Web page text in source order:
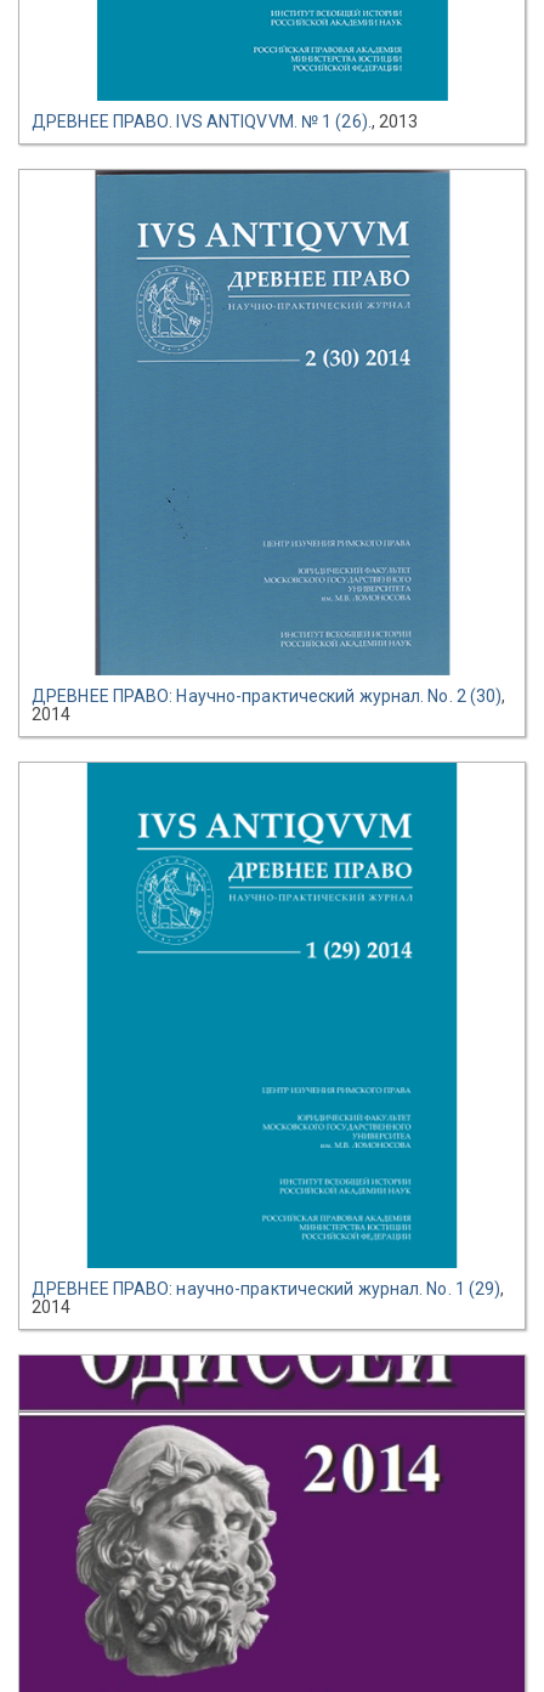
ДРЕВНЕЕ ПРАВО. IVS ANTIQVVM. № 1 (26). , 2013
ДРЕВНЕЕ ПРАВО: Научно-практический журнал. No. 2 (30),
2014
ДРЕВНЕЕ ПРАВО: научно-практический журнал. No. 1 (29),
2014